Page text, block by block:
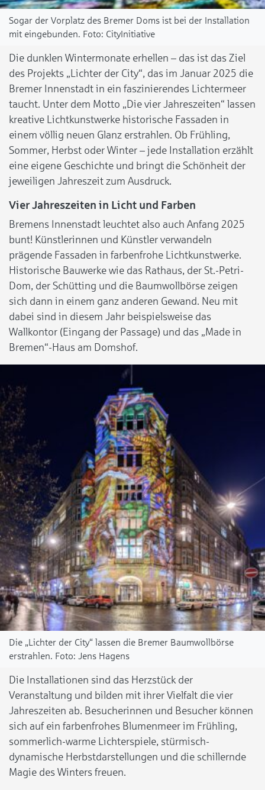
Sogar der Vorplatz des Bremer Doms ist bei der Installation
mit eingebunden.
CityInitiative
Die dunklen Wintermonate erhellen – das ist das Ziel
des Projekts „Lichter der City“, das im Januar 2025 die
Bremer Innenstadt in ein faszinierendes Lichtermeer
taucht. Unter dem Motto „Die vier Jahreszeiten“ lassen
kreative Lichtkunstwerke historische Fassaden in
einem völlig neuen Glanz erstrahlen. Ob Frühling,
Sommer, Herbst oder Winter – jede Installation erzählt
eine eigene Geschichte und bringt die Schönheit der
jeweiligen Jahreszeit zum Ausdruck.
Vier Jahreszeiten in Licht und Farben
Bremens Innenstadt leuchtet also auch Anfang 2025
bunt! Künstlerinnen und Künstler verwandeln
prägende Fassaden in farbenfrohe Lichtkunstwerke.
Historische Bauwerke wie das Rathaus, der St.-Petri-
Dom, der Schütting und die Baumwollbörse zeigen
sich dann in einem ganz anderen Gewand. Neu mit
dabei sind in diesem Jahr beispielsweise das
Wallkontor (Eingang der Passage) und das „Made in
Bremen“-Haus am Domshof.
Die „Lichter der City“ lassen die Bremer Baumwollbörse
erstrahlen.
Jens Hagens
Die Installationen sind das Herzstück der
Veranstaltung und bilden mit ihrer Vielfalt die vier
Jahreszeiten ab. Besucherinnen und Besucher können
sich auf ein farbenfrohes Blumenmeer im Frühling,
sommerlich-warme Lichterspiele, stürmisch-
dynamische Herbstdarstellungen und die schillernde
Magie des Winters freuen.